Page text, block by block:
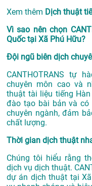
Xem thêm Dịch thuật
Vì sao nên chọn
Quốc tại Xã Phú Hữu?
Đội ngũ biên dịch
CANTHOTRANS tự
chuyên môn cao và
thuật tài liệu tiếng
đào tạo bài bản và
chuyên ngành, đảm
chất lượng.
Thời gian dịch thuật
Chúng tôi hiểu rằng
dịch vụ dịch thuật.
dự án dịch thuật tại